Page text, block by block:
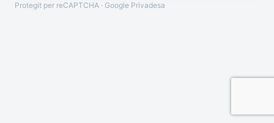
Protegit per reCAPTCHA · Google Privadesa